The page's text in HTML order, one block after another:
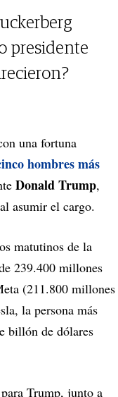
presidente
una fortuna
hombres más
Donald Trump,
asumir el cargo.
matutinos de la
239.400 millones
(211.800 millones
la persona más
billón de dólares
Trump, junto a